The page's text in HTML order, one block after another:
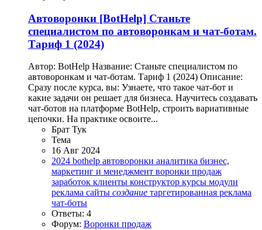
Автоворонки [BotHelp] Станьте
специалистом по автоворонкам и чат-ботам.
Тариф 1 (2024)
Автор: BotHelp Название: Станьте специалистом по
автоворонкам и чат-ботам. Тариф 1 (2024) Описание:
Сразу после курса, вы: Узнаете, что такое чат-бот и
какие задачи он решает для бизнеса. Научитесь создавать
чат-ботов на платформе BotHelp, строить вариативные
цепочки. На практике освоите...
Брат Тук
Тема
16 Авг 2024
2024 bothelp автоворонки аналитика бизнес,
маркетинг и менеджмент воронки продаж
заработок клиенты конструктор курсы модули
реклама сайты создание таргетированная реклама
чат-боты
Ответы: 4
Форум: Воронки продаж